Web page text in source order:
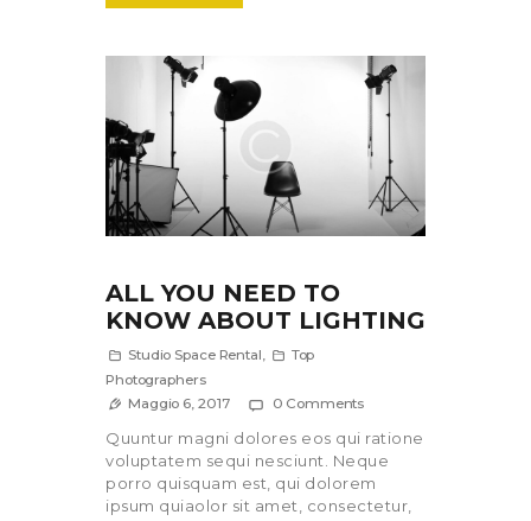
ALL YOU NEED TO
KNOW ABOUT LIGHTING
Studio Space Rental,
Top
Photographers
Maggio 6, 2017
0 Comments
Quuntur magni dolores eos qui ratione
voluptatem sequi nesciunt. Neque
porro quisquam est, qui dolorem
ipsum quiaolor sit amet, consectetur,